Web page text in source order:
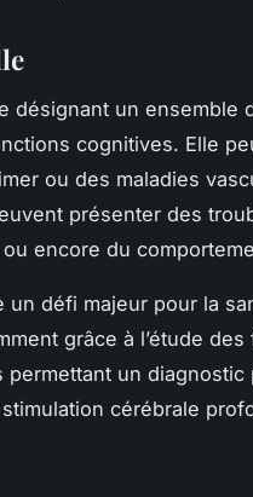
désignant un ensemble
cognitives. Elle
ou des maladies
présenter des
encore du
un défi majeur pour la
grâce à l’étude
permettant un
cérébrale